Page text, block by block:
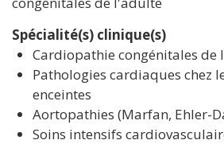
Spécialité(s) clinique(s)
Cardiopathie congénitales de
Pathologies cardiaques chez
enceintes
Aortopathies (Marfan, Ehler-
Soins intensifs